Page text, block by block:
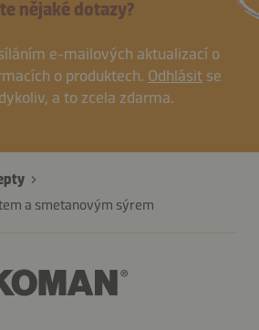
nějaké dotazy?
e-mailových aktualizací o
o produktech. Odhlásit se
a to zcela zdarma.
a smetanovým sýrem